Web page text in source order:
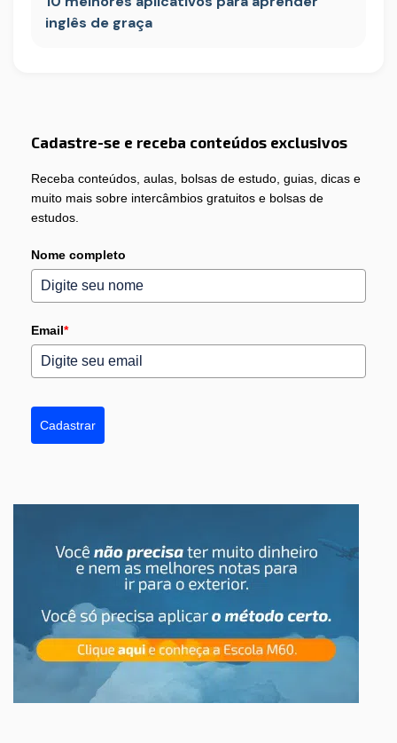
inglês de graça
Cadastre-se e receba conteúdos exclusivos
Receba conteúdos, aulas, bolsas de estudo, guias, dicas e
muito mais sobre intercâmbios gratuitos e bolsas de
estudos.
Nome completo
Email*
Cadastrar